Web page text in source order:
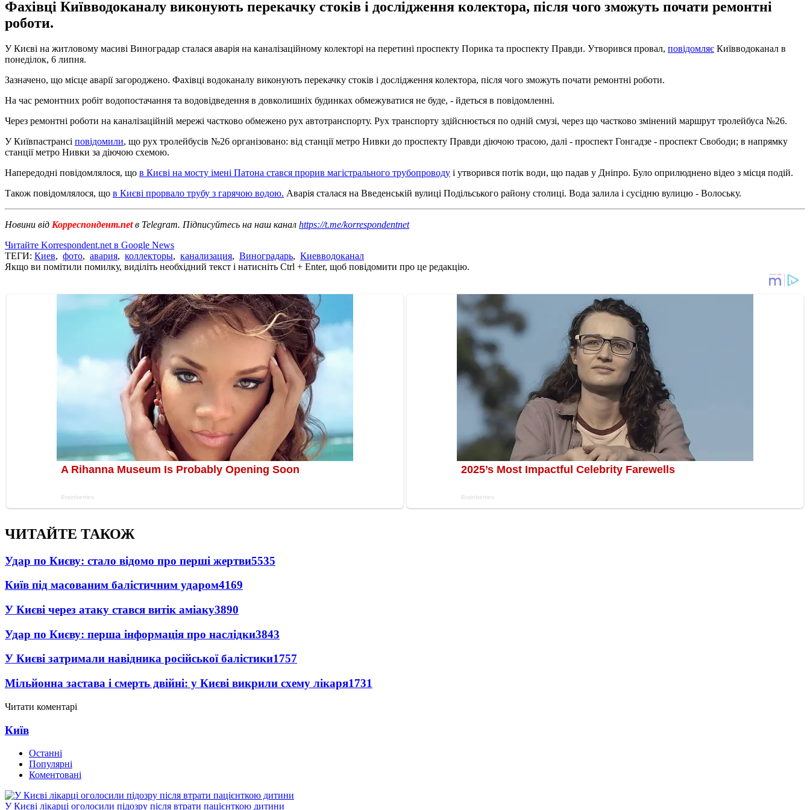
Фахівці Київводоканалу виконують перекачку стоків і дослідження колектора, після чого зможуть почати ремонтні
роботи.
У Києві на житловому масиві Виноградар сталася аварія на каналізаційному колекторі на перетині проспекту Порика та проспекту Правди. Утворився провал, повідомляє Київводоканал в
понеділок, 6 липня.
Зазначено, що місце аварії загороджено. Фахівці водоканалу виконують перекачку стоків і дослідження колектора, після чого зможуть почати ремонтні роботи.
На час ремонтних робіт водопостачання та водовідведення в довколишніх будинках обмежуватися не буде, - йдеться в повідомленні.
Через ремонтні роботи на каналізаційній мережі частково обмежено рух автотранспорту. Рух транспорту здійснюється по одній смузі, через що частково змінений маршрут тролейбуса №26.
У Київпастрансі повідомили, що рух тролейбусів №26 організовано: від станції метро Нивки до проспекту Правди діючою трасою, далі - проспект Гонгадзе - проспект Свободи; в напрямку
станції метро Нивки за діючою схемою.
Напередодні повідомлялося, що в Києві на мосту імені Патона стався прорив магістрального трубопроводу і утворився потік води, що падав у Дніпро. Було оприлюднено відео з місця подій.
Також повідомлялося, що в Києві прорвало трубу з гарячою водою. Аварія сталася на Введенській вулиці Подільського району столиці. Вода залила і сусідню вулицю - Волоську.
Новини від Корреспондент.netв Telegram. Підписуйтесь на наш канал https://t.me/korrespondentnet
Читайте Korrespondent.net в Google News
ТЕГИ: Киев, фото, авария, коллекторы, канализация, Виноградарь, Киевводоканал
Якщо ви помітили помилку, виділіть необхідний текст і натисніть Ctrl + Enter, щоб повідомити про це редакцію.
ЧИТАЙТЕ ТАКОЖ
Удар по Києву: стало відомо про перші жертви5535
Київ під масованим балістичним ударом4169
У Києві через атаку стався витік аміаку3890
Удар по Києву: перша інформація про наслідки3843
У Києві затримали навідника російської балістики1757
Мільйонна застава і смерть двійні: у Києві викрили схему лікаря1731
Читати коментарі
Київ
Останні
Популярні
Коментовані
У Києві лікарці оголосили підозру після втрати пацієнткою дитини